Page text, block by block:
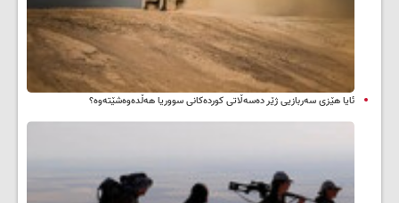
ئایا هێزی سەربازیی ژێر دەسەڵاتی کوردەکانی سووریا هەڵدەوەشێتەوە؟